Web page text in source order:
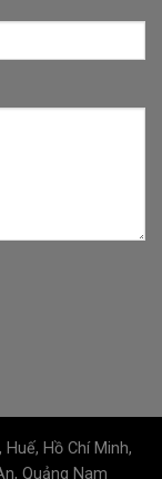
Hồ Chí Minh,
Quảng Nam